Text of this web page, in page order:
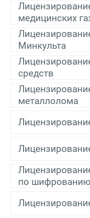
медицинских
Минкульта
средств
металлолома
по